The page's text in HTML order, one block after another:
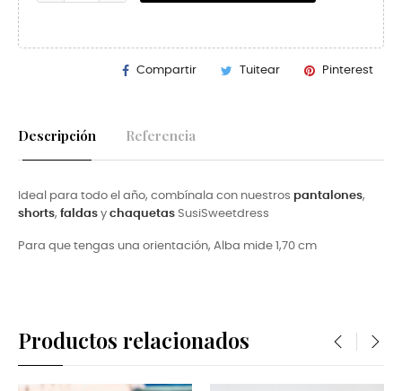
Compartir Tuitear Pinterest
Descripción Referencia
Ideal para todo el año, combínala con nuestros pantalones,
shorts, faldas y chaquetas SusiSweetdress
Para que tengas una orientación, Alba mide 1,70 cm
Productos relacionados